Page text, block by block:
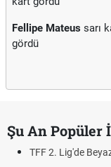
Fellipe Mateus sarı
gördü
Şu An Popüler
TFF 2. Lig'de